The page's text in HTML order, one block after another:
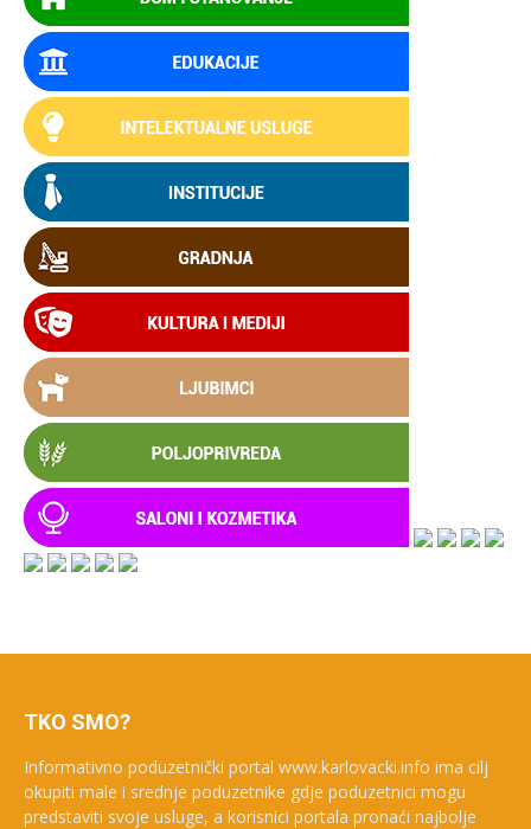
TKO SMO?
Informativno poduzetnički portal www.karlovacki.info ima cilj
okupiti male i srednje poduzetnike gdje poduzetnici mogu
predstaviti svoje usluge, a korisnici portala pronaći najbolje